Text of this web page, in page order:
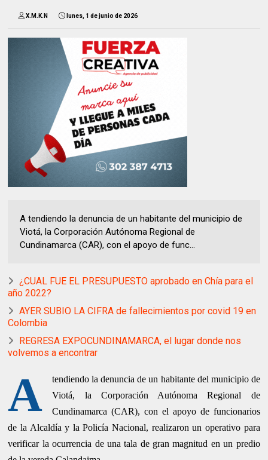
X.M.K.N lunes, 1 de junio de 2026
A tendiendo la denuncia de un habitante del municipio de
Viotá, la Corporación Autónoma Regional de
Cundinamarca (CAR), con el apoyo de func...
¿CUAL FUE EL PRESUPUESTO aprobado en Chía para el
año 2022?
AYER SUBIO LA CIFRA de fallecimientos por covid 19 en
Colombia
REGRESA EXPOCUNDINAMARCA, el lugar donde nos
volvemos a encontrar
A
tendiendo la denuncia de un habitante del municipio de
Viotá, la Corporación Autónoma Regional de
Cundinamarca (CAR), con el apoyo de funcionarios
de la Alcaldía y la Policía Nacional, realizaron un operativo para
verificar la ocurrencia de una tala de gran magnitud en un predio